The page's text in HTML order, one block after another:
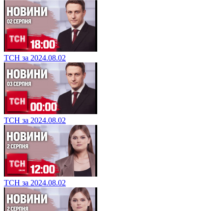
ТСН за 2024.08.02
ТСН за 2024.08.02
ТСН за 2024.08.02